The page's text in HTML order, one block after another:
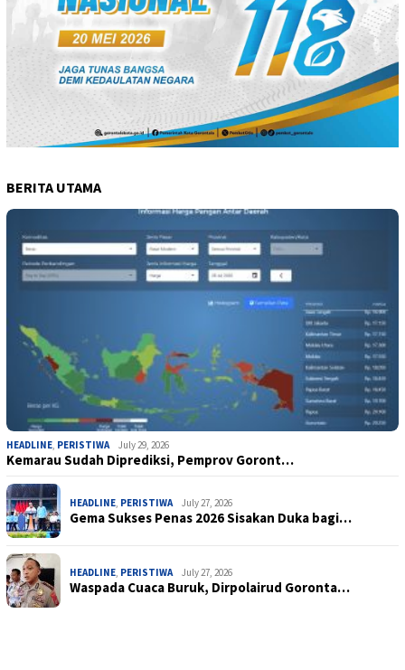
BERITA UTAMA
HEADLINE, PERISTIWA July 29, 2026
Kemarau Sudah Diprediksi, Pemprov Goront…
HEADLINE, PERISTIWA July 27, 2026
Gema Sukses Penas 2026 Sisakan Duka bagi…
HEADLINE, PERISTIWA July 27, 2026
Waspada Cuaca Buruk, Dirpolairud Goronta…